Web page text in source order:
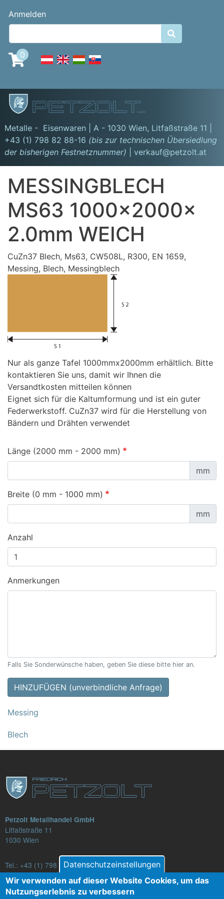
Benutzermenü
Anmelden

0
GmbH
Metalle - Eisenwaren | A - 1030 Wien, Litfaßstraße 11
+43 (1) 798 82 88-16 (bis zur technischen Übersiedlung
der bisherigen Festnetznummer)
| verkauf@petzolt.at
MESSINGBLECH
MS63 1000x2000x
2.0mm WEICH
CuZn37 Blech, Ms63, CW508L, R300, EN 1659,
Messing, Blech, Messingblech
Nur als ganze Tafel 1000mmx2000mm erhältlich. Bitte
kontaktieren Sie uns, damit wir Ihnen die
Versandtkosten mitteilen können
Eignet sich für die Kaltumformung und ist ein guter
Federwerkstoff. CuZn37 wird für die Herstellung von
Bändern und Drähten verwendet
Länge (2000 mm - 2000 mm)
mm
Breite (0 mm - 1000 mm)
mm
Anzahl
Anmerkungen
Falls Sie Sonderwünsche haben, geben Sie diese bitte hier an.
HINZUFÜGEN (unverbindliche Anfrage)
Messing
Blech
Petzolt Metallhandel GmbH
Litfaßstraße 11
1030 Wien
Tel.: +43 (1) 798 82 88-16
E-Mail: verkauf@petzolt.at
Datenschutzeinstellungen
Wir verwenden auf dieser Website Cookies, um das
Nutzungserlebnis zu verbessern